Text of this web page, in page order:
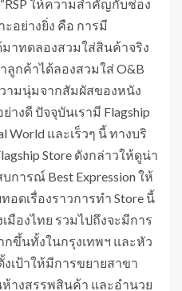
ให้ความสำคัญกับช่อง
อย่างยิ่ง คือ การมี
มาทดลองสวมใส่สินค้าจริง
ลูกค้าได้ลองสวมใส่ O&B
ามนุ่มจากสัมผัสของหนัง
างดี ปัจจุบันเรามี Flagship
World และเร็วๆ นี้ ทางบริ
Store ดังกล่าวให้ดูน่า
ารณ์ Best Expression ให้
อดเรื่องราวการทำ Store นี้
มืองไทย รวมไปถึงจะมีการ
กขึ้นทั้งในกรุงเทพฯ และหัว
เป้าให้มีการขยายสาขา
างสรรพสินค้า และอำนวย